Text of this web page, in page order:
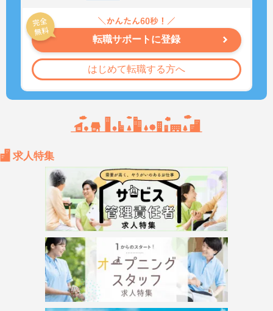
転職サポートに登録
はじめて転職する方へ
求人特集